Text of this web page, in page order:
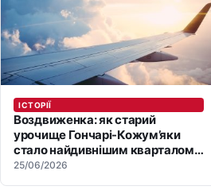
ІСТОРІЇ
Воздвиженка: як старий
урочище Гончарі-Кожум’яки
стало найдивнішим кварталом
Києва
25/06/2026